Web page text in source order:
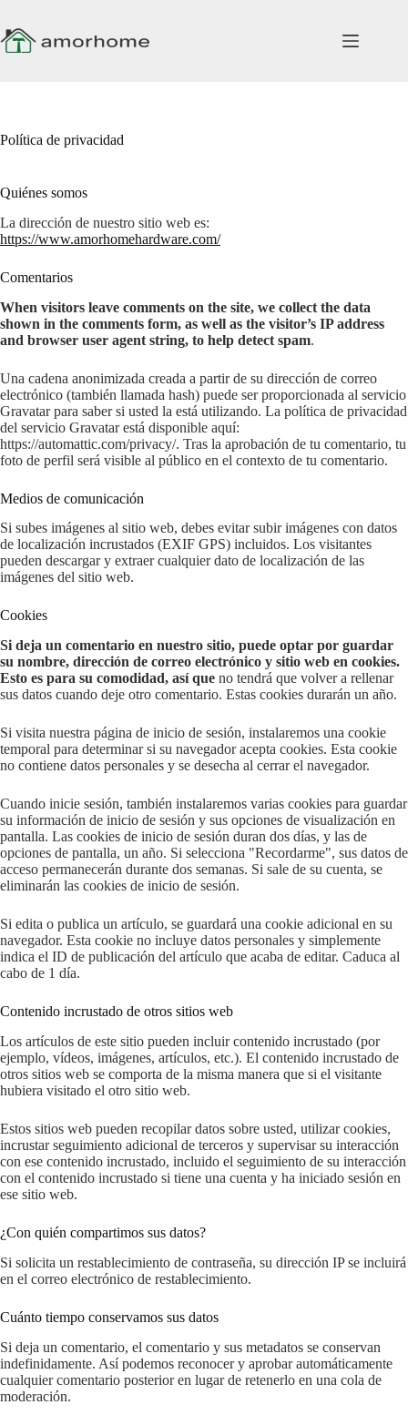
contenido
Política de privacidad
Quiénes somos
La dirección de nuestro sitio web es:
https://www.amorhomehardware.com/
Comentarios
When visitors leave comments on the site, we collect the data
shown in the comments form, as well as the visitor’s IP address
and browser user agent string, to help detect spam.
Una cadena anonimizada creada a partir de su dirección de correo
electrónico (también llamada hash) puede ser proporcionada al servicio
Gravatar para saber si usted la está utilizando. La política de privacidad
del servicio Gravatar está disponible aquí:
https://automattic.com/privacy/. Tras la aprobación de tu comentario, tu
foto de perfil será visible al público en el contexto de tu comentario.
Medios de comunicación
Si subes imágenes al sitio web, debes evitar subir imágenes con datos
de localización incrustados (EXIF GPS) incluidos. Los visitantes
pueden descargar y extraer cualquier dato de localización de las
imágenes del sitio web.
Cookies
Si deja un comentario en nuestro sitio, puede optar por guardar
su nombre, dirección de correo electrónico y sitio web en cookies.
Esto es para su comodidad, así que no tendrá que volver a rellenar
sus datos cuando deje otro comentario. Estas cookies durarán un año.
Si visita nuestra página de inicio de sesión, instalaremos una cookie
temporal para determinar si su navegador acepta cookies. Esta cookie
no contiene datos personales y se desecha al cerrar el navegador.
Cuando inicie sesión, también instalaremos varias cookies para guardar
su información de inicio de sesión y sus opciones de visualización en
pantalla. Las cookies de inicio de sesión duran dos días, y las de
opciones de pantalla, un año. Si selecciona "Recordarme", sus datos de
acceso permanecerán durante dos semanas. Si sale de su cuenta, se
eliminarán las cookies de inicio de sesión.
Si edita o publica un artículo, se guardará una cookie adicional en su
navegador. Esta cookie no incluye datos personales y simplemente
indica el ID de publicación del artículo que acaba de editar. Caduca al
cabo de 1 día.
Contenido incrustado de otros sitios web
Los artículos de este sitio pueden incluir contenido incrustado (por
ejemplo, vídeos, imágenes, artículos, etc.). El contenido incrustado de
otros sitios web se comporta de la misma manera que si el visitante
hubiera visitado el otro sitio web.
Estos sitios web pueden recopilar datos sobre usted, utilizar cookies,
incrustar seguimiento adicional de terceros y supervisar su interacción
con ese contenido incrustado, incluido el seguimiento de su interacción
con el contenido incrustado si tiene una cuenta y ha iniciado sesión en
ese sitio web.
¿Con quién compartimos sus datos?
Si solicita un restablecimiento de contraseña, su dirección IP se incluirá
en el correo electrónico de restablecimiento.
Cuánto tiempo conservamos sus datos
Si deja un comentario, el comentario y sus metadatos se conservan
indefinidamente. Así podemos reconocer y aprobar automáticamente
cualquier comentario posterior en lugar de retenerlo en una cola de
moderación.